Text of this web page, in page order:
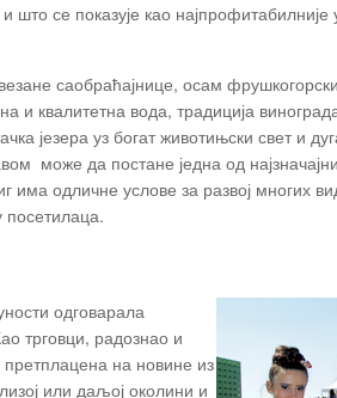
што се показује као
саобраћајнице, осам
квалитетна вода, традиција
језера уз богат животињски свет и
може да постане једна од
одличне услове за развој многих
посетилаца.
одговарала
трговци, радознао и
претплацена на новине из
или даљој околини и